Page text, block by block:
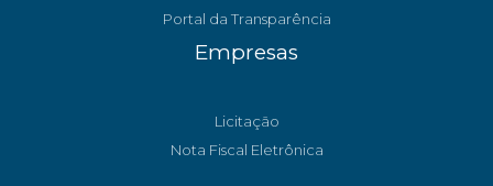
Portal da Transparência
Empresas
Licitação
Nota Fiscal Eletrônica